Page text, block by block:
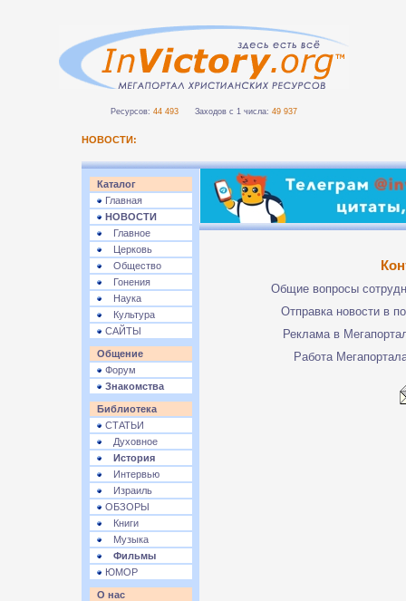
Ресурсов: 44 493 Заходов с 1 числа: 49 937
НОВОСТИ:
Каталог
Главная
НОВОСТИ
Главное
Церковь
Общество
Гонения
Наука
Культура
САЙТЫ
Общение
Форум
Знакомства
Библиотека
СТАТЬИ
Духовное
История
Интервью
Израиль
ОБЗОРЫ
Книги
Музыка
Фильмы
ЮМОР
О нас
Общие вопросы
Отправка новости в
Реклама в
Работа